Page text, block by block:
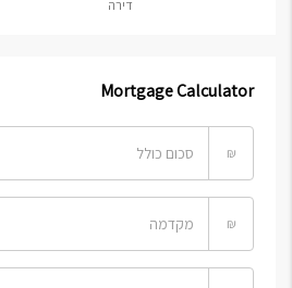
דירה
Mortgage Calculator
₪
₪